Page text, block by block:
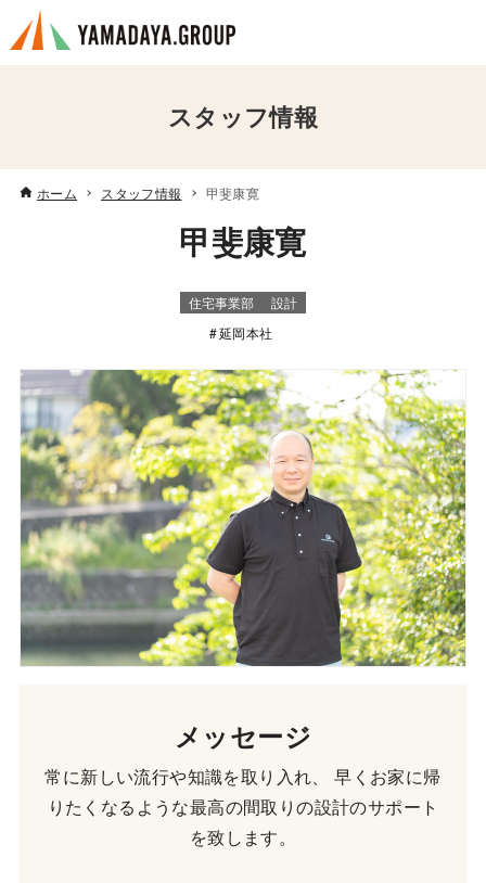
スタッフ情報
ホーム スタッフ情報 甲斐康寛
甲斐康寛
住宅事業部
設計
延岡本社
メッセージ
常に新しい流行や知識を取り入れ、 早くお家に帰
りたくなるような最高の間取りの設計のサポート
を致します。